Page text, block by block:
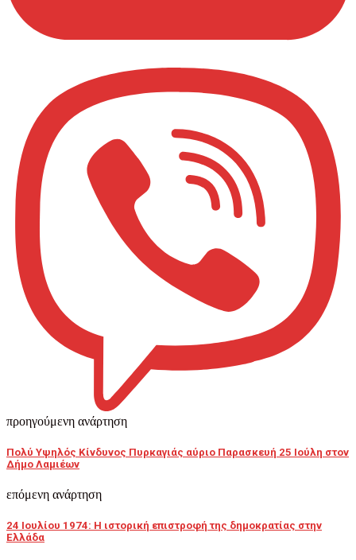
προηγούμενη ανάρτηση
Πολύ Υψηλός Κίνδυνος Πυρκαγιάς αύριο Παρασκευή 25 Ιούλη στον
Δήμο Λαμιέων
επόμενη ανάρτηση
24 Ιουλίου 1974: Η ιστορική επιστροφή της δημοκρατίας στην
Ελλάδα